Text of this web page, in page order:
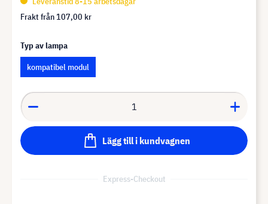
Frakt från 107,00 kr
Typ av lampa
kompatibel modul
Lägg till i kundvagnen
Express-Checkout